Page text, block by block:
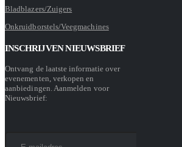
Bladblazers/Zuigers
Onkruidborstels/Veegmachines
INSCHRIJVEN NIEUWSBRIEF
Ontvang de laatste informatie over
evenementen, verkopen en
aanbiedingen. Aanmelden voor
Nieuwsbrief: